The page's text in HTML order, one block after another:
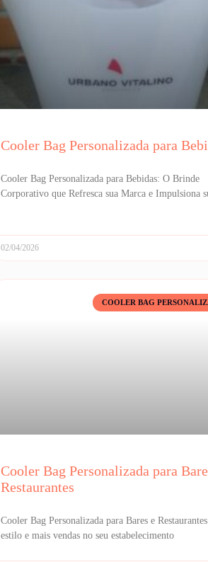
Cooler Bag Personalizada para
Cooler Bag Personalizada para Bebidas: O Brinde
Corporativo que Refresca sua Marca e Impulsiona
02/04/2026
COOLER BAG
Cooler Bag Personalizada para
Restaurantes
Cooler Bag Personalizada para Bares e
estilo e mais vendas no seu estabelecimento